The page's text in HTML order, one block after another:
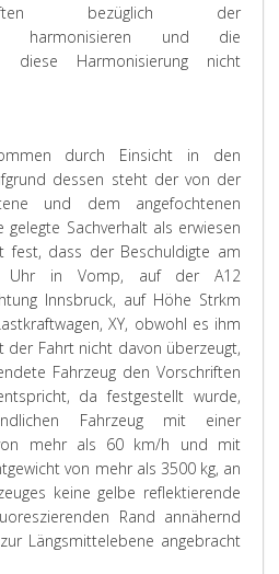
bezüglich der
harmonisieren und die
diese Harmonisierung nicht
durch Einsicht in den
dessen steht der von der
und dem angefochtenen
gelegte Sachverhalt als erwiesen
fest, dass der Beschuldigte am
Uhr in Vomp, auf der A12
Innsbruck, auf Höhe Strkm
XY, obwohl es ihm
der Fahrt nicht davon überzeugt,
Fahrzeug den Vorschriften
da festgestellt wurde,
Fahrzeug mit einer
von mehr als 60 km/h und mit
von mehr als 3500 kg, an
keine gelbe reflektierende
Rand annähernd
Längsmittelebene angebracht